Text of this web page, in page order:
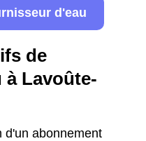
d'eau
de
à Lavoûte-
d'un abonnement